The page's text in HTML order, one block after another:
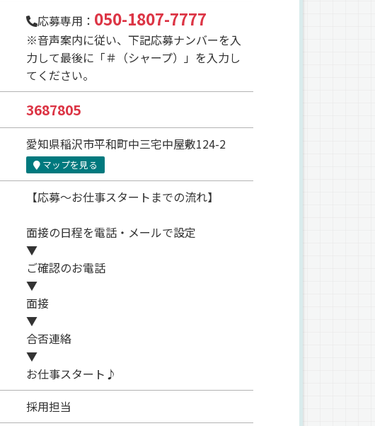
応募専用： 050-1807-7777
※音声案内に従い、下記応募ナンバーを入
力して最後に「＃（シャープ）」を入力し
てください。
3687805
愛知県稲沢市平和町中三宅中屋敷124-2
マップを見る
【応募～お仕事スタートまでの流れ】
面接の日程を電話・メールで設定
▼
ご確認のお電話
▼
面接
▼
合否連絡
▼
お仕事スタート♪
採用担当